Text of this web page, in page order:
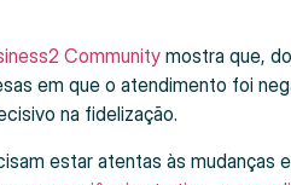
Community mostra que,
em que o atendimento foi
na fidelização.
estar atentas às mudanças